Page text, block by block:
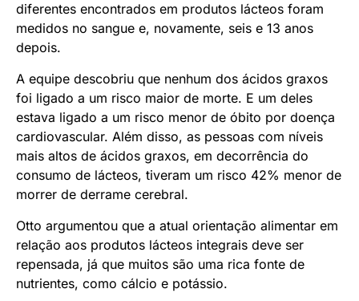
diferentes encontrados em produtos lácteos foram
medidos no sangue e, novamente, seis e 13 anos
depois.
A equipe descobriu que nenhum dos ácidos graxos
foi ligado a um risco maior de morte. E um deles
estava ligado a um risco menor de óbito por doença
cardiovascular. Além disso, as pessoas com níveis
mais altos de ácidos graxos, em decorrência do
consumo de lácteos, tiveram um risco 42% menor de
morrer de derrame cerebral.
Otto argumentou que a atual orientação alimentar em
relação aos produtos lácteos integrais deve ser
repensada, já que muitos são uma rica fonte de
nutrientes, como cálcio e potássio.